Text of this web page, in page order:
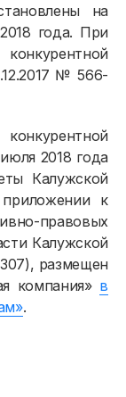
на
года. При
№ 566-
2018 года
Калужской
к
правовых
Калужской
размещен
компания» в
.